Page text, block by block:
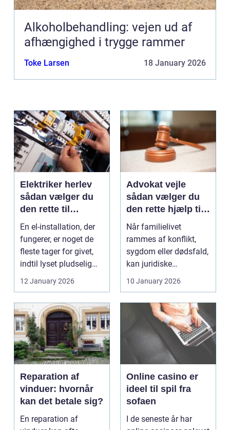
Alkoholbehandling: vejen ud af
afhængighed i trygge rammer
Toke Larsen 18 January 2026
Elektriker herlev
sådan vælger du
den rette til
opgaven
En el-installation, der
fungerer, er noget de
fleste tager for givet,
indtil lyset pludselig
går, el...
12 January 2026
Advokat vejle
sådan vælger du
den rette hjælp til
familien
Når familielivet
rammes af konflikt,
sygdom eller dødsfald,
kan juridiske
spørgsmål hurtigt
vokse si...
10 January 2026
Reparation af
vinduer: hvornår
kan det betale sig?
En reparation af
Online casino er
ideel til spil fra
sofaen
I de seneste år har